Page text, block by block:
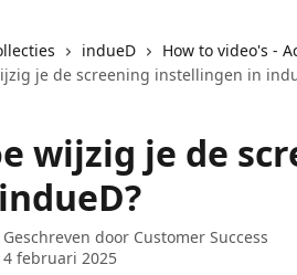
indueD
How to video's -
je de screening instellingen in
wijzig je de
Geschreven door Customer Success
4 februari 2025